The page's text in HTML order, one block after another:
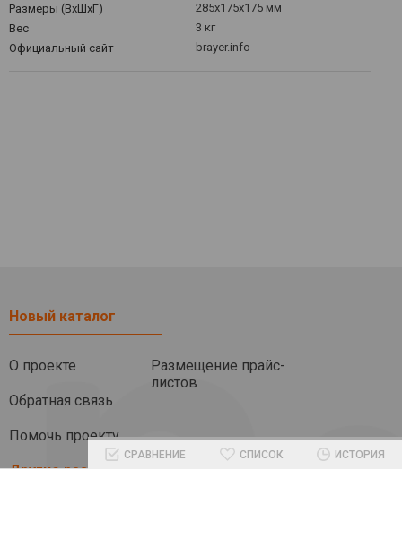
Размеры (ВхШхГ)
285x175x175 мм
Вес
3 кг
Официальный сайт
brayer.info
Новый каталог
О проекте
Обратная связь
Помочь проекту
Размещение прайс-
листов
Другие разделы
СРАВНЕНИЕ СПИСОК ИСТОРИЯ